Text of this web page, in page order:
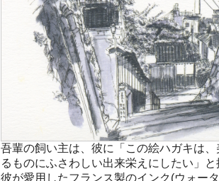
吾輩の飼い主は、彼に「この絵ハガキは
るものにふさわしい出来栄えにしたい」と
彼が愛用したフランス製のインク(ウォー